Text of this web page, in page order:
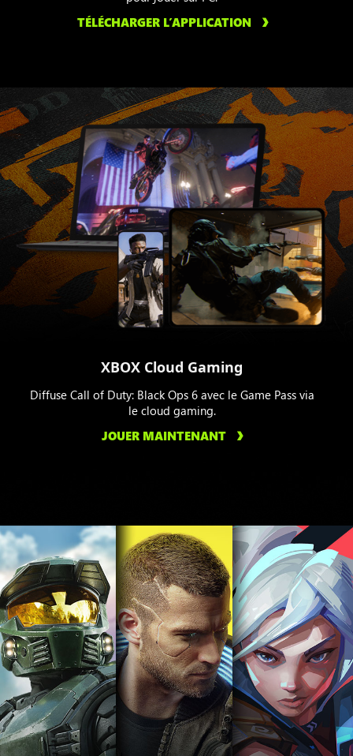
TÉLÉCHARGER L’APPLICATION
XBOX Cloud Gaming
Diffuse Call of Duty: Black Ops 6 avec le Game Pass via
le cloud gaming.
JOUER MAINTENANT